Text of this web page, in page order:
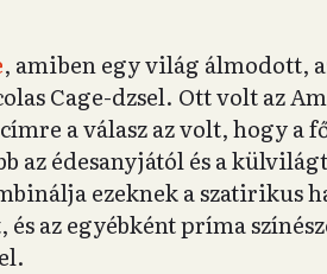
, amiben egy világ álmodott,
Cage-dzsel. Ott volt az
a válasz az volt, hogy a
az édesanyjától és a
ezeknek a szatirikus
az egyébként príma